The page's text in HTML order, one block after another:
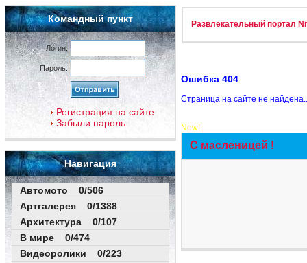
Командный пункт
Логин:
Пароль:
Регистрация на сайте
Забыли пароль
Навигация
Автомото 0/506
Артгалерея 0/1388
Архитектура 0/107
В мире 0/474
Видеоролики 0/223
Развлекательный портал
Ошибка 404
Страница на сайте не
New!
С масленицей !